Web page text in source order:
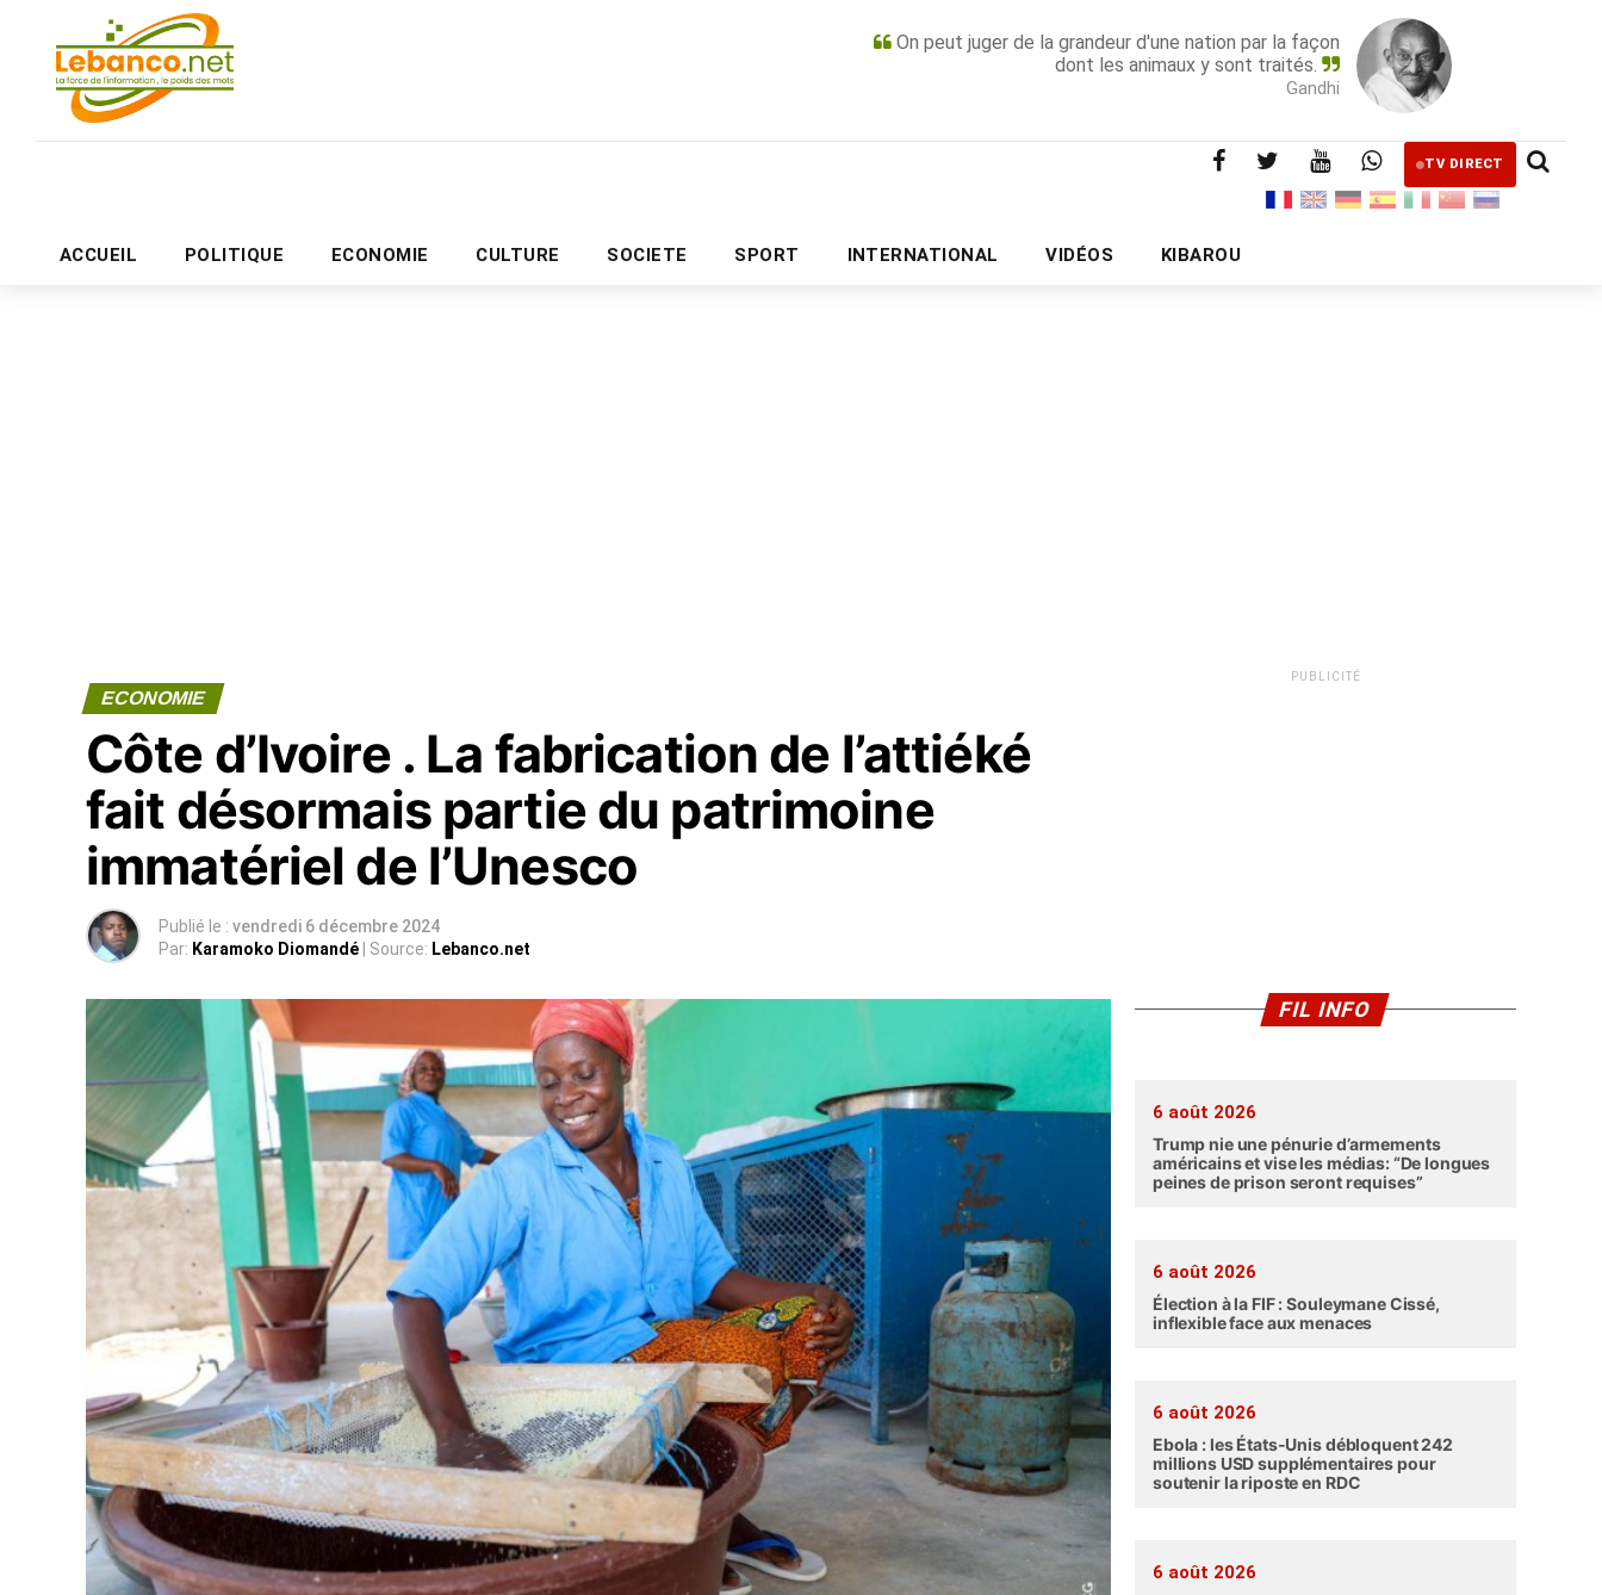
On peut juger de la grandeur d'une nation par la façon
dont les animaux y sont traités.
Gandhi
TV DIRECT
ACCUEIL POLITIQUE ECONOMIE CULTURE SOCIETE SPORT INTERNATIONAL VIDÉOS KIBAROU
PUBLICITÉ
ECONOMIE
Côte d’Ivoire . La fabrication de l’attiéké
fait désormais partie du patrimoine
immatériel de l’Unesco
Publié le : vendredi 6 décembre 2024
Par: Karamoko Diomandé | Source: Lebanco.net
PUBLICITÉ
FIL INFO
6 août 2026
Trump nie une pénurie d’armements
américains et vise les médias: “De longues
peines de prison seront requises”
6 août 2026
Élection à la FIF : Souleymane Cissé,
inflexible face aux menaces
6 août 2026
Ebola : les États-Unis débloquent 242
millions USD supplémentaires pour
soutenir la riposte en RDC
6 août 2026